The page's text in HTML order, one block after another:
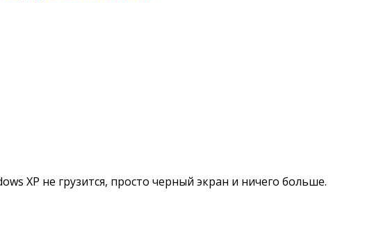
XP не грузится, просто черный экран и ничего больше.